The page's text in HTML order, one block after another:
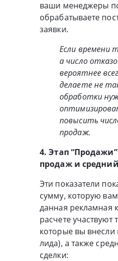
ваши менеджеры
обрабатываете
заявки.
Если времени
а число
вероятнее
делаете не
обработки
повысить
продаж.
4. Этап
продаж и
Эти показатели
сумму, которую
данная рекламная
расчете участвуют
которые вы внесли
лида), а также
сделки: